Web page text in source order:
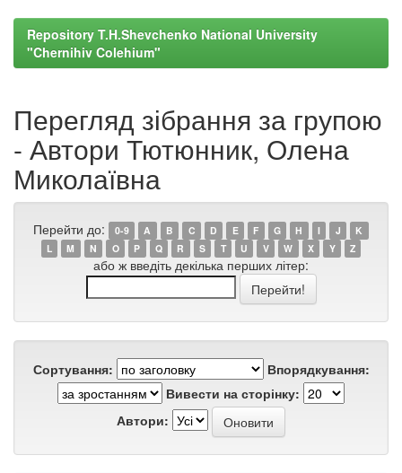
Repository T.H.Shevchenko National University
"Chernihiv Colehium"
Перегляд зібрання за групою
- Автори Тютюнник, Олена
Миколаївна
Перейти до: 0-9 A B C D E F G H I J
K
L
M N O P Q R S T U V W X Y Z
або ж введіть декілька перших літер:
Сортування:
Впорядкування:
Вивести на сторінку:
Автори: